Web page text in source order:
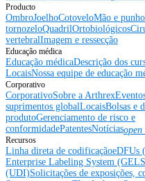
Producto
OmbroJoelhoCotoveloMão e punho
tornozeloQuadrilOrtobiológicos
vertebralImagem e ressecção
Educação médica
Educação médicaDescrição dos
LocaisNossa equipe de educação
Corporativo
CorporativoSobre a Arthrex
suprimentos globalLocaisBolsas e
produtoGerenciamento de risco e
conformidadePatentesNotícias
Recursos
Linha direta de codificaçãoeDFUs
Enterprise Labeling System
(UDI)Solicitações de exposições,